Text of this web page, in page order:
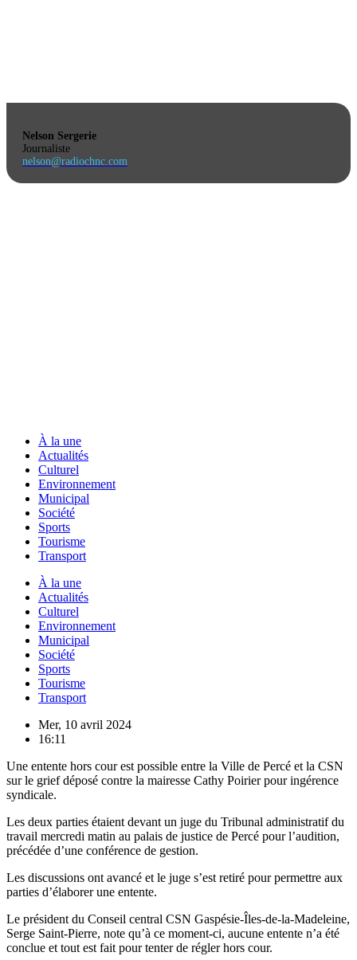
Nelson Sergerie
Journaliste
nelson@radiochnc.com
À la une
Actualités
Culturel
Environnement
Municipal
Société
Sports
Tourisme
Transport
À la une
Actualités
Culturel
Environnement
Municipal
Société
Sports
Tourisme
Transport
Mer, 10 avril 2024
16:11
Une entente hors cour est possible entre la Ville de Percé et la CSN
sur le grief déposé contre la mairesse Cathy Poirier pour ingérence
syndicale.
Les deux parties étaient devant un juge du Tribunal administratif du
travail mercredi matin au palais de justice de Percé pour l’audition,
précédée d’une conférence de gestion.
Les discussions ont avancé et le juge s’est retiré pour permettre aux
parties d’élaborer une entente.
Le président du Conseil central CSN Gaspésie-Îles-de-la-Madeleine,
Serge Saint-Pierre, note qu’à ce moment-ci, aucune entente n’a été
conclue et tout est fait pour tenter de régler hors cour.